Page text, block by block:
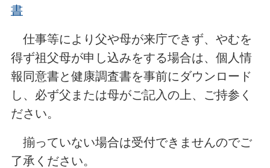
書
仕事等により父や母が来庁できず、やむを
得ず祖父母が申し込みをする場合は、個人情
報同意書と健康調査書を事前にダウンロード
し、必ず父または母がご記入の上、ご持参く
ださい。
揃っていない場合は受付できませんのでご
了承ください。